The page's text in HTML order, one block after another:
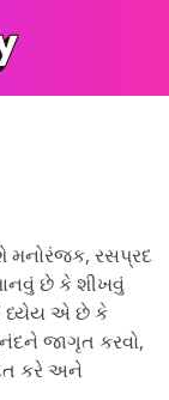
મનોરંજક, રસપ્રદ
છે કે શીખવું
ધ્યેય એ છે કે
જાગૃત કરવો,
કરે અને